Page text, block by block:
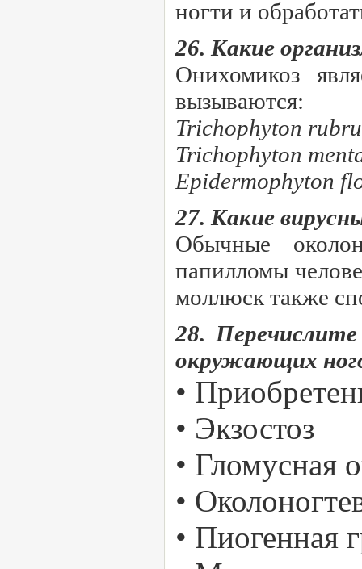
ногти и
26. Какие
Онихомикоз
вызываются:
Trichophyton
Trichophyton
Epidermophyton
27. Какие
Обычные
папилломы
моллюск также
28.
окружающих
•
• Экзостоз
• Гломусная
•
• Пиогенная